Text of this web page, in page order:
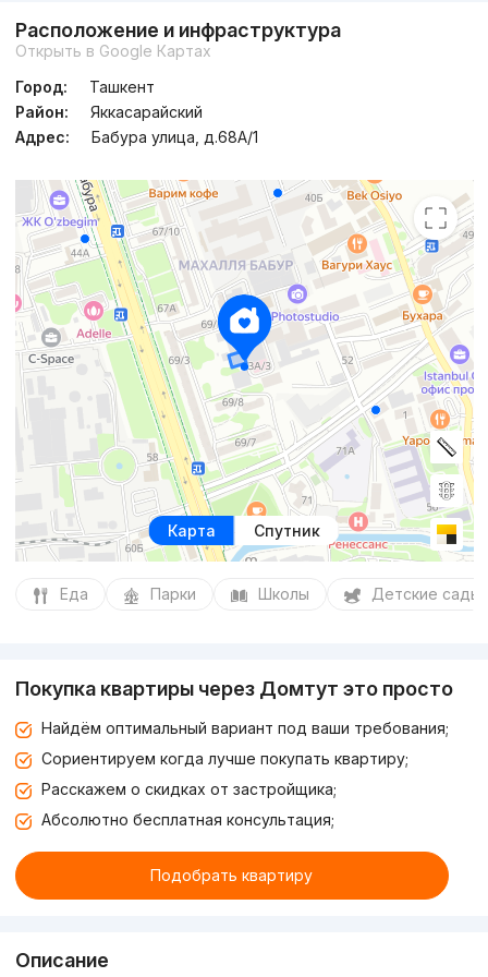
4к квартира, 105 м²
Расположение и инфраструктура
Открыть в Google Картах
Город:
Ташкент
Район:
Яккасарайский
Адрес:
Бабура улица, д.68A/1
Карта Спутник
Еда Парки Школы Детские сады
Покупка квартиры через Домтут это просто
Найдём оптимальный вариант под ваши требования;
Сориентируем когда лучше покупать квартиру;
Расскажем о скидках от застройщика;
Абсолютно бесплатная консультация;
Подобрать квартиру
Описание